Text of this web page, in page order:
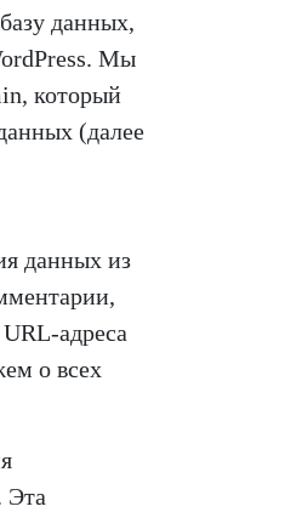
данных,
Мы
который
(далее
данных из
адреса
о всех
Эта